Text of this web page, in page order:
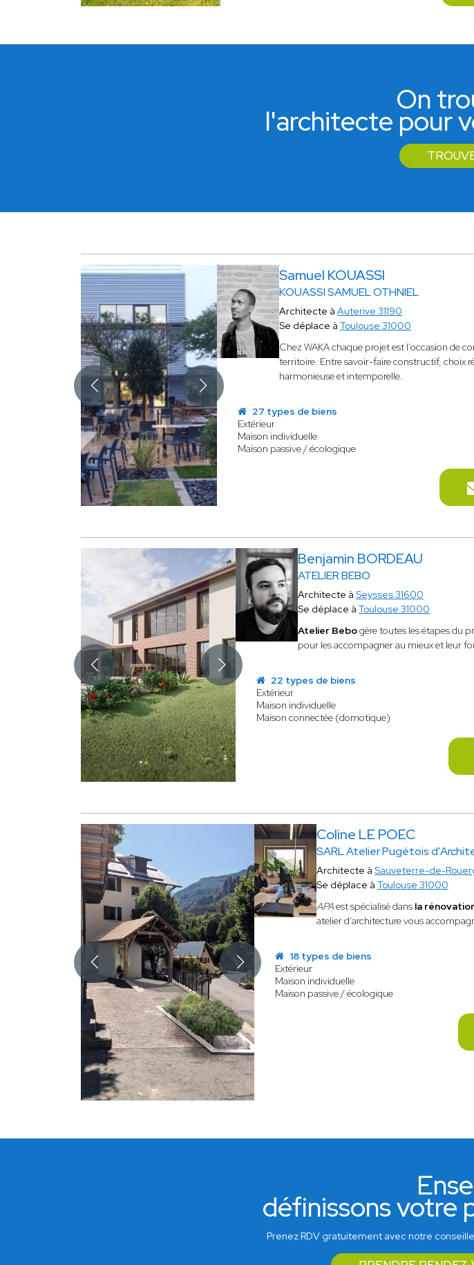
On
l'architecte pour
Samuel KOUASSI
KOUASSI SAMUEL OTHNIEL
Architecte àAuterive 31190
Se déplace àToulouse 31000
Chez WAKA chaque projet est l'occasion de
territoire. Entre savoir-faire constructif, choix
harmonieuse et intemporelle.
27 types de biens
Extérieur
Maison individuelle
Maison passive / écologique
Benjamin BORDEAU
ATELIER BEBO
Architecte à Seysses 31600
Se déplace à Toulouse 31000
Atelier Bebogère toutes les étapes du
pour les accompagner au mieux et leur
22 types de biens
Extérieur
Maison individuelle
Maison connectée (domotique)
Coline LE POEC
SARL Atelier Pugétois
Architecte à Sauveterre-de-
Se déplace à Toulouse 31000
APAest spécialisédans la
atelier d’architecture vous
18 types de biens
Extérieur
Maison individuelle
Maison passive / écologique
définissons votre
Prenez RDV gratuitement avec notre